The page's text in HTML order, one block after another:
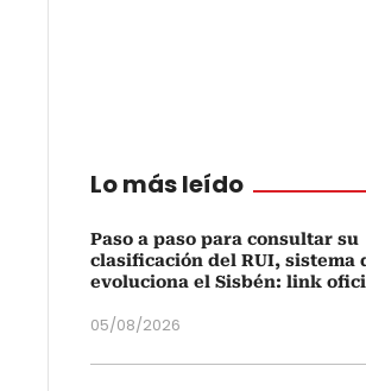
Lo más leído
Paso a paso para consultar su
clasificación del RUI, sistema
evoluciona el Sisbén: link
05/08/2026